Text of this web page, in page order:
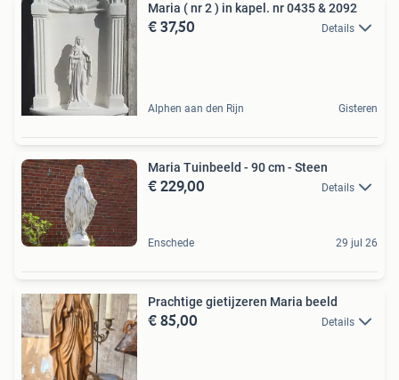
Maria ( nr 2 ) in kapel. nr 0435 & 2092
€ 37,50 Details
Alphen aan den Rijn Gisteren
Maria Tuinbeeld - 90 cm - Steen
€ 229,00 Details
Enschede 29 jul 26
Prachtige gietijzeren Maria beeld
€ 85,00 Details